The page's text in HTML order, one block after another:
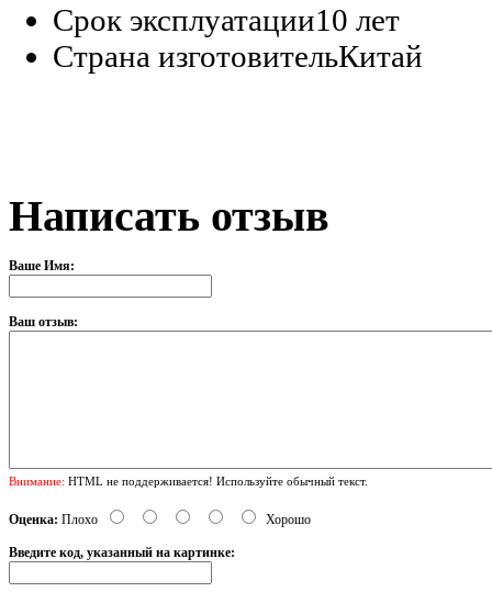
Срок эксплуатации10 лет
Страна изготовительКитай
Написать отзыв
Ваше Имя:
Ваш отзыв:
Внимание: HTML не поддерживается! Используйте обычный текст.
Оценка: Плохо Хорошо
Введите код, указанный на картинке: